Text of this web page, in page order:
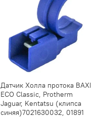
Датчик Холла протока BAXI
ECO Classic, Protherm
Jaguar, Kentatsu (клипса
синяя)7021630032, 01891